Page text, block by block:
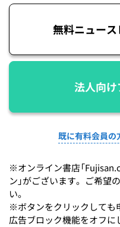
無料ニュー
法人向
既に有料会員の
※オンライン書店「
ン」がございます。ご希望
い。
※ボタンをクリックしても
広告ブロック機能をオフに